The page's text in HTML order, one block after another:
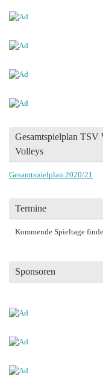
Gesamtspielplan
Volleys
Gesamtspielplan 2020/21
Termine
Kommende Spieltage
Sponsoren